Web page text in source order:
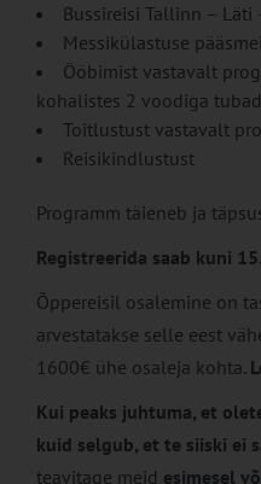
Bussireisi Tallinn – Läti
Messikülastuse
Ööbimist vastavalt
kohalistes 2 voodiga
Toitlustust vastavalt
Reisikindlustust
Programm täieneb ja
Registreerida saab kuni
Õppereisil osalemine on
arvestatakse selle eest
1600€ ühe osaleja kohta.
Kui peaks juhtuma, et
kuid selgub, et te siiski ei
teavitage meid esimesel